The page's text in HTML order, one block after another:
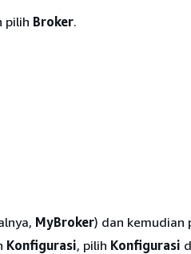
pilih Broker.
MyBroker) dan kemudian
Konfigurasi, pilih Konfigurasi